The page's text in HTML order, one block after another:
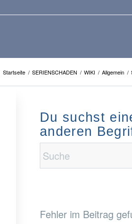
Startseite / SERIENSCHADEN / WIKI / Allgemein /
Du suchst
anderen
Fehler im Beitrag